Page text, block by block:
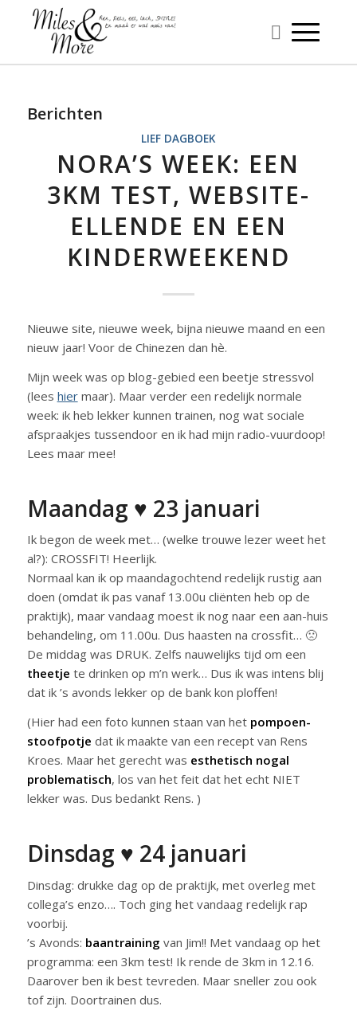
Berichten
LIEF DAGBOEK
NORA’S WEEK: EEN
3KM TEST, WEBSITE-
ELLENDE EN EEN
KINDERWEEKEND
Nieuwe site, nieuwe week, bijna nieuwe maand en een
nieuw jaar! Voor de Chinezen dan hè.
Mijn week was op blog-gebied een beetje stressvol
(lees hiermaar). Maar verder een redelijk normale
week: ik heb lekker kunnen trainen, nog wat sociale
afspraakjes tussendoor en ik had mijn radio-vuurdoop!
Lees maar mee!
Maandag ♥ 23 januari
Ik begon de week met… (welke trouwe lezer weet het
al?): CROSSFIT! Heerlijk.
Normaal kan ik op maandagochtend redelijk rustig aan
doen (omdat ik pas vanaf 13.00u cliënten heb op de
praktijk), maar vandaag moest ik nog naar een aan-huis
behandeling, om 11.00u. Dus haasten na crossfit… 🙁
De middag was DRUK. Zelfs nauwelijks tijd om een
theetje te drinken op m’n werk… Dus ik was intens blij
dat ik ’s avonds lekker op de bank kon ploffen!
(Hier had een foto kunnen staan van het pompoen-
stoofpotje dat ik maakte van een recept van Rens
Kroes. Maar het gerecht was esthetisch nogal
problematisch, los van het feit dat het echt NIET
lekker was. Dus bedankt Rens. )
Dinsdag ♥ 24 januari
Dinsdag: drukke dag op de praktijk, met overleg met
collega’s enzo…. Toch ging het vandaag redelijk rap
voorbij.
’s Avonds: baantraining van Jim!! Met vandaag op het
programma: een 3km test! Ik rende de 3km in 12.16.
Daarover ben ik best tevreden. Maar sneller zou ook
tof zijn. Doortrainen dus.